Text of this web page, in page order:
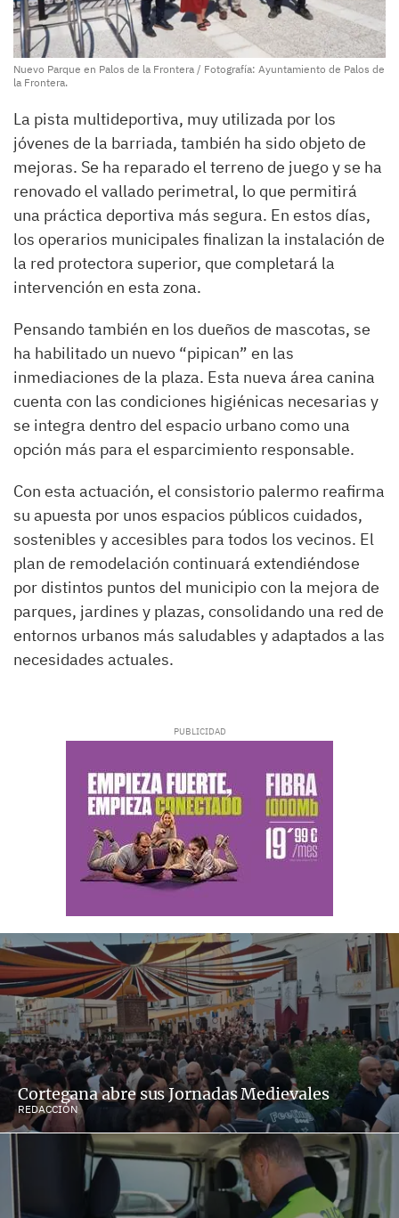
Nuevo Parque en Palos de la Frontera / Fotografía: Ayuntamiento de Palos de
la Frontera.
La pista multideportiva, muy utilizada por los
jóvenes de la barriada, también ha sido objeto de
mejoras. Se ha reparado el terreno de juego y se ha
renovado el vallado perimetral, lo que permitirá
una práctica deportiva más segura. En estos días,
los operarios municipales finalizan la instalación de
la red protectora superior, que completará la
intervención en esta zona.
Pensando también en los dueños de mascotas, se
ha habilitado un nuevo “pipican” en las
inmediaciones de la plaza. Esta nueva área canina
cuenta con las condiciones higiénicas necesarias y
se integra dentro del espacio urbano como una
opción más para el esparcimiento responsable.
Con esta actuación, el consistorio palermo reafirma
su apuesta por unos espacios públicos cuidados,
sostenibles y accesibles para todos los vecinos. El
plan de remodelación continuará extendiéndose
por distintos puntos del municipio con la mejora de
parques, jardines y plazas, consolidando una red de
entornos urbanos más saludables y adaptados a las
necesidades actuales.
Cortegana abre sus Jornadas Medievales
REDACCIÓN